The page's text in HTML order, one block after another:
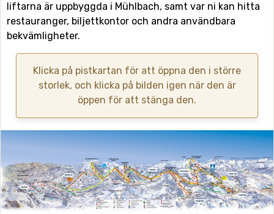
liftarna är uppbyggda i Mühlbach, samt var ni kan hitta
restauranger, biljettkontor och andra användbara
bekvämligheter.
Klicka på pistkartan för att öppna den i större
storlek, och klicka på bilden igen när den är
öppen för att stänga den.